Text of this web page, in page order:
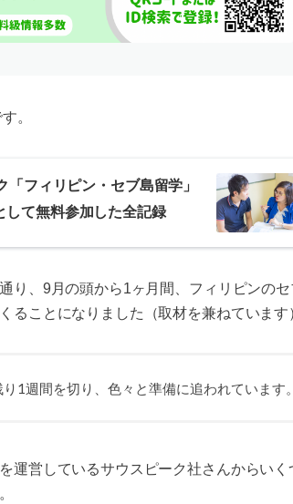
。
「フィリピン・セブ島留学」
して無料参加した全記録
り、9月の頭から1ヶ月間、フィリピンのセ
ることになりました（取材を兼ねています
1週間を切り、色々と準備に追われています。
運営しているサウスピーク社さんからいく